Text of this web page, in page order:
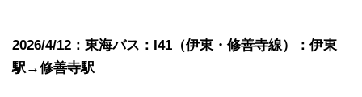
2026/4/12：東海バス：I41（伊東・修善寺線）：伊東
駅→修善寺駅